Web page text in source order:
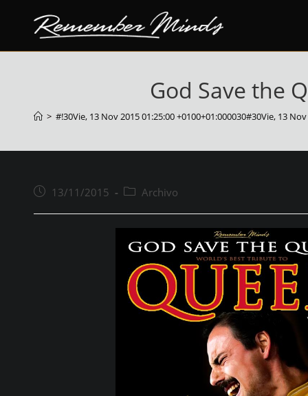
contenido
God Save the
> #!30Vie, 13 Nov 2015 01:25:00 +0100+01:000030#30Vie, 13
Puesto13/11/2015
Categoría
Archivo